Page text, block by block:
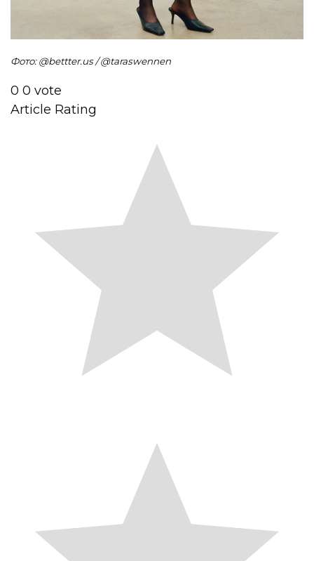
Фото: @bettter.us / @taraswennen
0 0 vote
Article Rating